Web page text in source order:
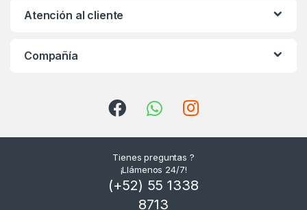
Atención al cliente
Compañía
Tienes preguntas ?
¡Llámenos 24/7!
(+52) 55 1338
8713